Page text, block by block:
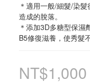
＊適用一般/細髮/染
造成的脫落。
＊添加3D多糖型保濕
B5修復滋養，使秀髮
NT$1,000